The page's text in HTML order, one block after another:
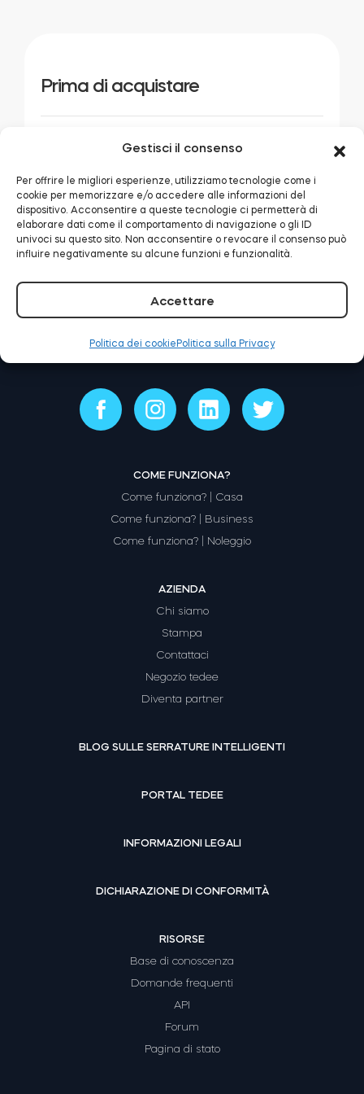
Gestisci il consenso
Per offrire le migliori esperienze, utilizziamo tecnologie come i
cookie per memorizzare e/o accedere alle informazioni del
dispositivo. Acconsentire a queste tecnologie ci permetterà di
elaborare dati come il comportamento di navigazione o gli ID
univoci su questo sito. Non acconsentire o revocare il consenso può
influire negativamente su alcune funzioni e funzionalità.
Accettare
Politica dei cookie Politica sulla Privacy
Adattatori
Casa acces
Tedee Keypad PRO
Tedee Biometric Module
Modulo relè intelligente BleBox
Tedee Dry Contact
Tedee GO2
Prima di acquistare
E-mail: support@tedee.com Telefono:+48
22 307 72 67
COME FUNZIONA?
Come funziona? | Casa
Come funziona? | Business
Come funziona? | Noleggio
AZIENDA
Chi siamo
Stampa
Contattaci
Negozio tedee
Diventa partner
BLOG SULLE SERRATURE INTELLIGENTI
PORTAL TEDEE
INFORMAZIONI LEGALI
DICHIARAZIONE DI CONFORMITÀ
RISORSE
Base di conoscenza
Domande frequenti
API
Forum
Pagina di stato